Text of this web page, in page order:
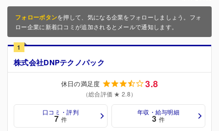
フォローボタンを押して、気になる企業をフォローしましょう。フォ
ロー企業に新着口コミが追加されるとメールで通知します。
1
株式会社DNPテクノパック
休日の満足度 3.8
（総合評価 ★ 2.8）
口コミ・評判
7 件
年収・給与明細
3 件